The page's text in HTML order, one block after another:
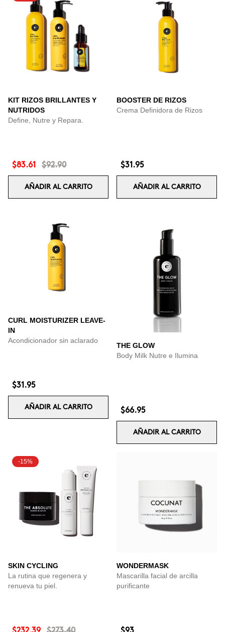
KIT RIZOS BRILLANTES Y
NUTRIDOS
Define, Nutre y Repara.
$83.61 $92.90
AÑADIR AL CARRITO
BOOSTER DE RIZOS
Crema Definidora de Rizos
$31.95
AÑADIR AL CARRITO
CURL MOISTURIZER LEAVE-
IN
Acondicionador sin aclarado
$31.95
AÑADIR AL CARRITO
THE GLOW
Body Milk Nutre e Ilumina
$66.95
AÑADIR AL CARRITO
-15%
SKIN CYCLING
La rutina que regenera y
renueva tu piel.
WONDERMASK
Mascarilla facial de arcilla
purificante